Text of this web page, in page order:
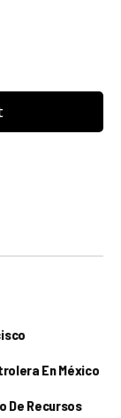
En México
De Recursos